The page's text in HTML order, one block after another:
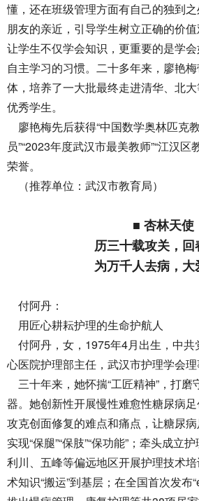
懂，还在班级管理方面有自己的独到
朋友的亲近，引导学生树立正确的价
让学生不仅学会知识，更重要的是学
自主学习的习惯。二十多年来，廖艳
体，培养了一大批最终走进清华、北
优秀学生。
廖艳梅先后获得“中国数学奥林匹克
员”“2023年度武汉市最美教师”“江汉
荣誉。
（推荐单位：武汉市教育局）
■ 杏林天使
历三十载攻关，回
为万千人去病，大
付阿丹：
用匠心耕耘护理的生命护航人
付阿丹，女，1975年4月出生，中共
心医院护理部主任，武汉市护理学会理
三十年来，她怀揣“工匠精神”，打磨
器。她创新性开展慢性难愈性糖尿病
攻克创面修复的难点和痛点，让糖尿病
实现“保腿”“保肢”“保功能”；牵头成立
利川、五峰等偏远地区开展护理技术
术知识“搬运”到基层；在全国首次发布